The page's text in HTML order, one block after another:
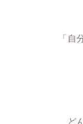
「自
ど